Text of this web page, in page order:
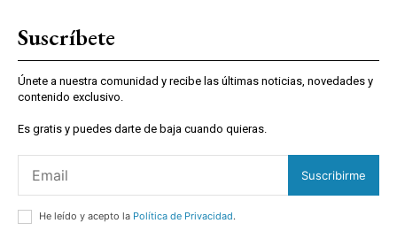
Suscríbete
Únete a nuestra comunidad y recibe las últimas noticias, novedades y
contenido exclusivo.
Es gratis y puedes darte de baja cuando quieras.
Suscribirme
He leído y acepto la Política de Privacidad.